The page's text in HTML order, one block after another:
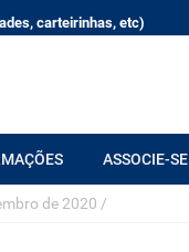
carteirinhas, etc)
ASSOCIE-SE
de 2020 /